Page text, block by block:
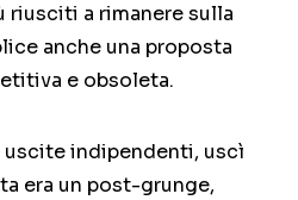
riusciti a rimanere sulla
anche una proposta
e obsoleta.
uscite indipendenti, uscì
era un post-grunge,